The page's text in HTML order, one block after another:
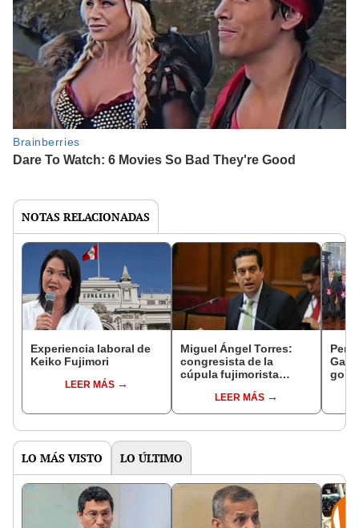
NOTAS RELACIONADAS
Experiencia laboral de
Keiko Fujimori
LEER MÁS
Miguel Ángel Torres:
congresista de la
cúpula fujimorista
del SenadoLEER MÁS
LO MÁS VISTO LO ÚLTIMO